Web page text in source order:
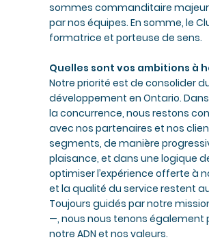
sommes commanditaire majeur
par nos équipes. En somme, le
formatrice et porteuse de sens.
Quelles sont vos ambitions à
Notre priorité est de consolider
développement en Ontario.
la concurrence, nous restons
avec nos partenaires et nos
segments, de manière
plaisance, et dans une logique
optimiser l’expérience offerte à
et la qualité du service restent
Toujours guidés par notre
—, nous nous tenons également
notre ADN et nos valeurs.